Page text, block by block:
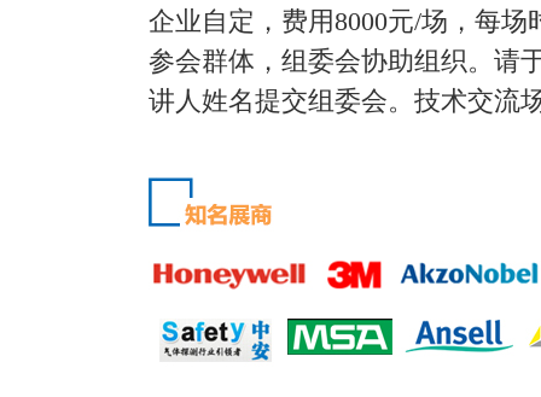
企业自定，费用8000元/场，每
参会群体，组委会协助组织。请
讲人姓名提交组委会。技术交流